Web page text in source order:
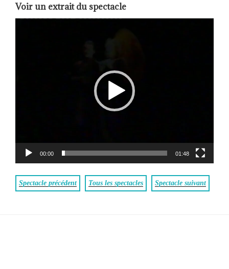
Voir un extrait du spectacle
00:00 01:48
Spectacle précédent Tous les spectacles Spectacle suivant